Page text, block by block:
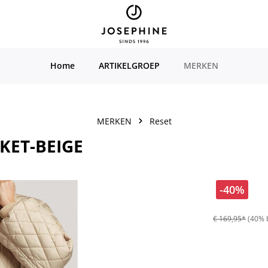
Home ARTIKELGROEP MERKEN
MERKEN Reset
BEIGE
-40%
€ 169,95*(40%